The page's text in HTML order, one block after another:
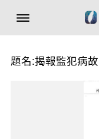
題名:揭報監犯病故